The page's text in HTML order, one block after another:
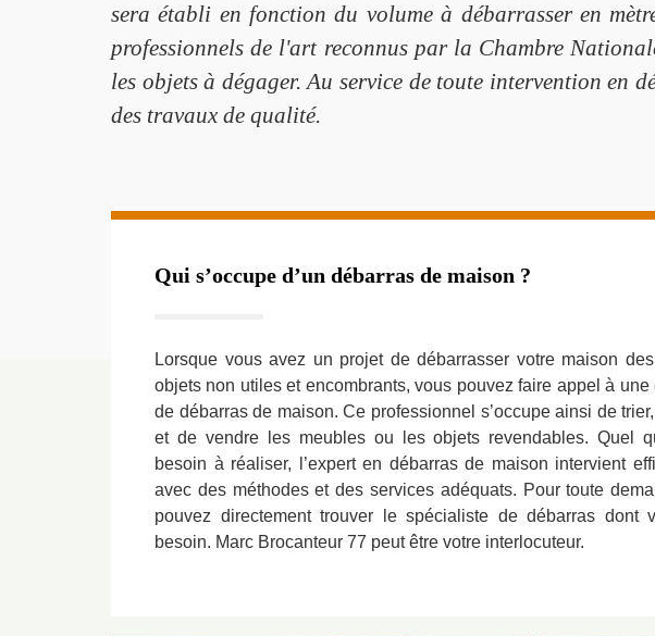
sera établi en fonction du volume à débarrasser en
professionnels de l'art reconnus par la Chambre
les objets à dégager. Au service de toute intervention en
des travaux de qualité.
Qui s’occupe d’un débarras de maison ?
Lorsque vous avez un projet de débarrasser votre maison
objets non utiles et encombrants, vous pouvez faire appel à une
de débarras de maison. Ce professionnel s’occupe ainsi de
et de vendre les meubles ou les objets revendables. Quel
besoin à réaliser, l’expert en débarras de maison intervient
avec des méthodes et des services adéquats. Pour toute
pouvez directement trouver le spécialiste de débarras dont
besoin. Marc Brocanteur 77 peut être votre interlocuteur.